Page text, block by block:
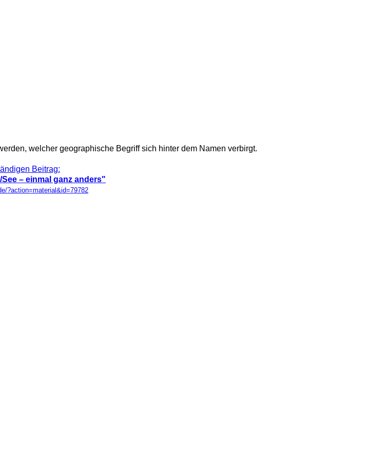
welcher geographische Begriff sich hinter dem Namen verbirgt.
Beitrag:
– einmal ganz anders"
?action=material&id=79782